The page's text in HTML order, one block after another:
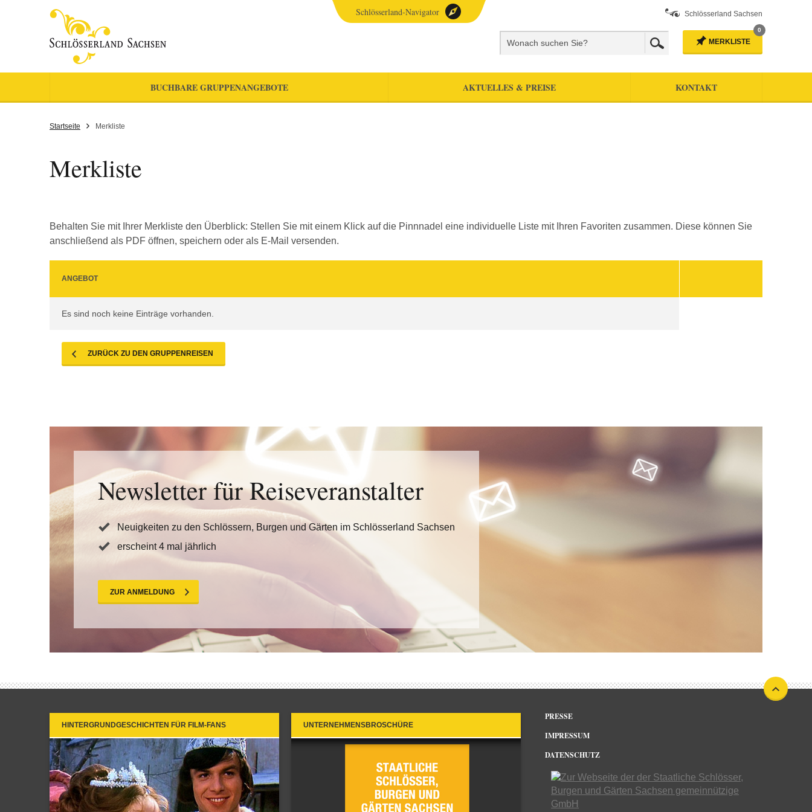
Schlösserland Sachsen
MERKLISTE
0
BUCHBARE GRUPPENANGEBOTE AKTUELLES & PREISE KONTAKT
Schlösserland-Navigator
Startseite Merkliste
Merkliste
Behalten Sie mit Ihrer Merkliste den Überblick: Stellen Sie mit einem Klick auf die Pinnnadel eine individuelle Liste mit Ihren Favoriten zusammen. Diese können Sie
anschließend als PDF öffnen, speichern oder als E-Mail versenden.
ANGEBOT
Es sind noch keine Einträge vorhanden.
ZURÜCK ZU DEN GRUPPENREISEN
Newsletter für Reiseveranstalter
Neuigkeiten zu den Schlössern, Burgen und Gärten im Schlösserland Sachsen
erscheint 4 mal jährlich
ZUR ANMELDUNG
HINTERGRUNDGESCHICHTEN FÜR FILM-FANS UNTERNEHMENSBROSCHÜRE
PRESSE
IMPRESSUM
DATENSCHUTZ